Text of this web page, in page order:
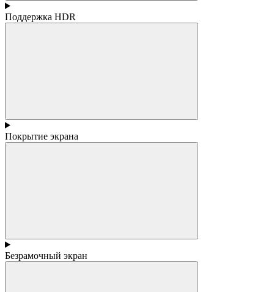
Поддержка HDR
Покрытие экрана
Безрамочный экран